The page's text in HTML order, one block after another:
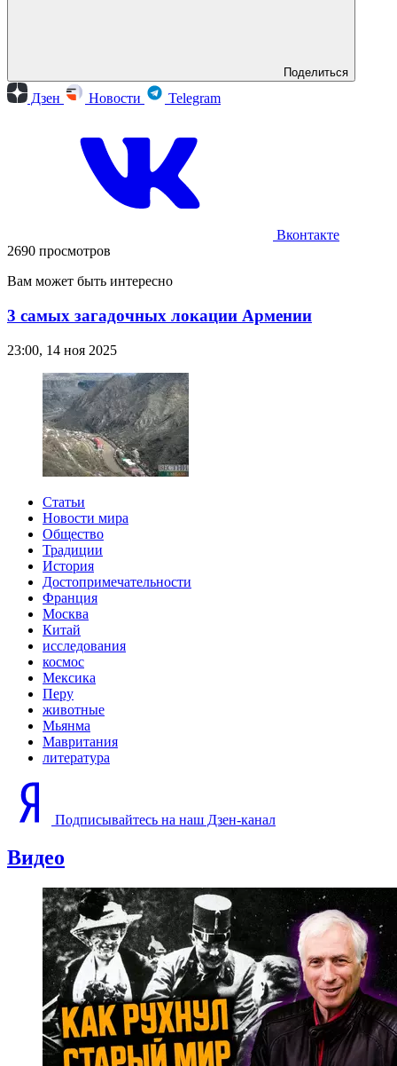
Поделиться
Дзен Новости Telegram
Вконтакте
2690 просмотров
Вам может быть интересно
3 самых загадочных локации Армении
23:00, 14 ноя 2025
Статьи
Новости мира
Общество
Традиции
История
Достопримечательности
Франция
Москва
Китай
исследования
космос
Мексика
Перу
животные
Мьянма
Мавритания
литература
Подписывайтесь на наш Дзен-канал
Видео